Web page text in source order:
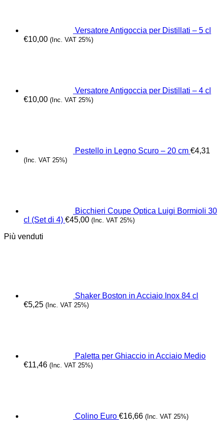
Versatore Antigoccia per Distillati – 5 cl
€10,00 (Inc. VAT 25%)
Versatore Antigoccia per Distillati – 4 cl
€10,00 (Inc. VAT 25%)
Pestello in Legno Scuro – 20 cm €4,31
(Inc. VAT 25%)
Bicchieri Coupe Optica Luigi Bormioli 30
cl (Set di 4) €45,00 (Inc. VAT 25%)
Più venduti
Shaker Boston in Acciaio Inox 84 cl
€5,25 (Inc. VAT 25%)
Paletta per Ghiaccio in Acciaio Medio
€11,46 (Inc. VAT 25%)
Colino Euro €16,66 (Inc. VAT 25%)